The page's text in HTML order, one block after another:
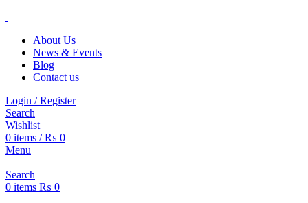
About Us
News & Events
Blog
Contact us
Login / Register
Search
Wishlist
0 items / ₨ 0
Menu
Search
0 items ₨ 0